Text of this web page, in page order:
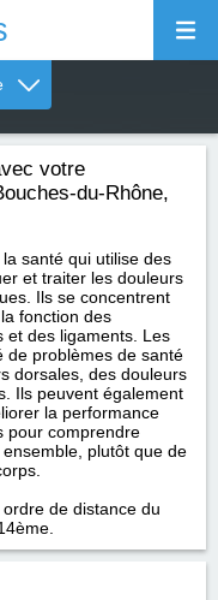
votre
du-Rhône,
santé qui utilise des
et traiter les douleurs
Ils se concentrent
fonction des
et des ligaments. Les
de problèmes de santé
dorsales, des douleurs
Ils peuvent également
la performance
pour comprendre
plutôt que de
de distance du